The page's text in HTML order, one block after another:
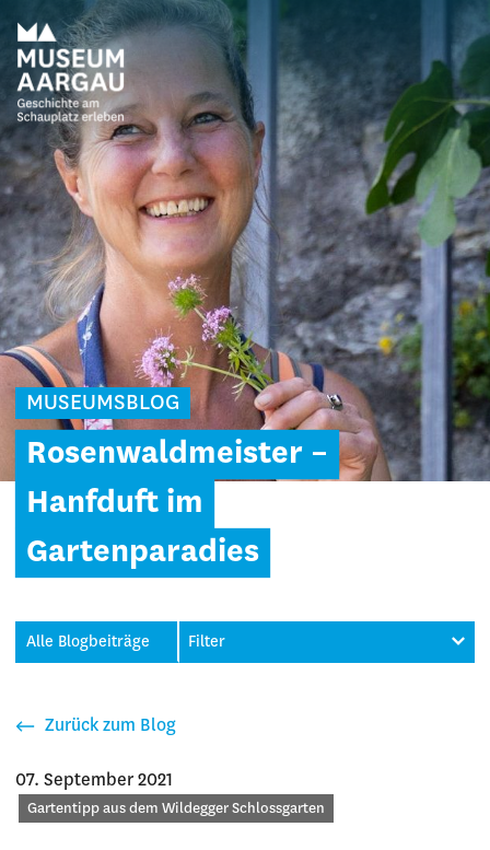
MUSEUMSBLOG
Rosenwaldmeister –
Hanfduft im
Gartenparadies
Alle Blogbeiträge Filter
Zurück zum Blog
07. September 2021
Kategorie
Gartentipp aus dem Wildegger Schlossgarten